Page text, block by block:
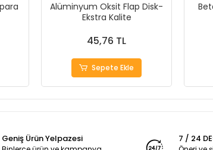
Alüminyum Oksit Flap Disk-
Ekstra Kalite
45,76 TL
Sepete Ekle
Geniş Ürün Yelpazesi 7 / 24